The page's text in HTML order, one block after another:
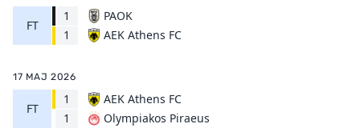
FT
1
1
PAOK
AEK Athens FC
17 MAJ 2026
FT
1
1
AEK Athens FC
Olympiakos Piraeus